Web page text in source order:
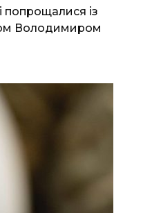
попрощалися із
Володимиром